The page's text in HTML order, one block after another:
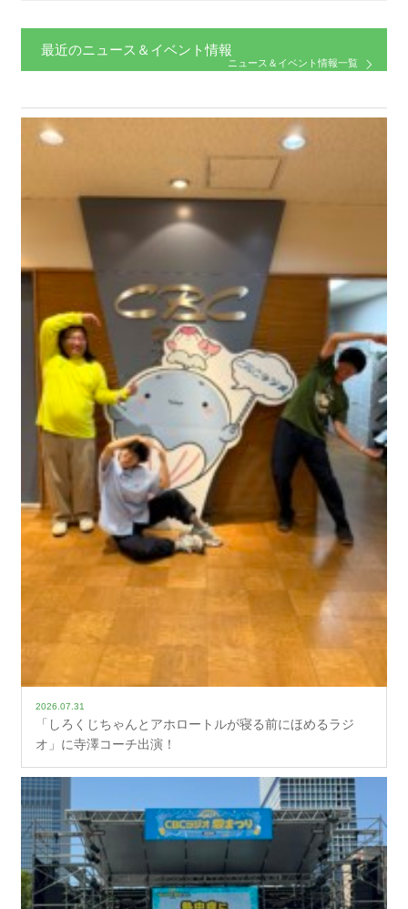
最近のニュース＆イベント情報
ニュース＆イベント情報一覧
2026.07.31
「しろくじちゃんとアホロートルが寝る前にほめるラジ
オ」に寺澤コーチ出演！